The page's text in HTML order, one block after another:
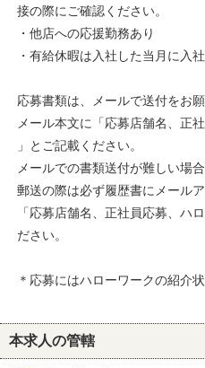
接の際にご確認ください。
・他店への応援勤務あり
・有給休暇は入社した当月に入
応募書類は、メールで送付をお願
メール本文に「応募店舗名、正
」とご記載ください。
メールでの書類送付が難しい場
郵送の際は必ず履歴書にメール
「応募店舗名、正社員応募、ハ
ださい。
＊応募にはハローワークの紹介状
本求人の管轄